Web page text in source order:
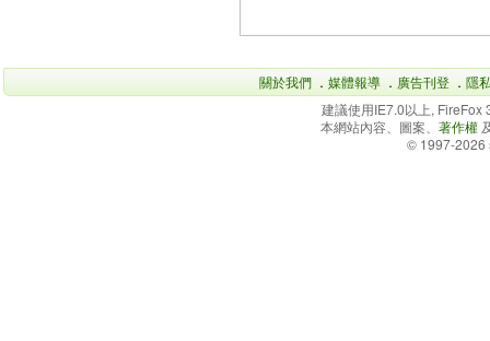
關於我們 ． 媒體報導 ． 廣告刊登 ． 隱
建議使用IE7.0以上,
本網站內容、圖案、 著作權
© 1997-2026